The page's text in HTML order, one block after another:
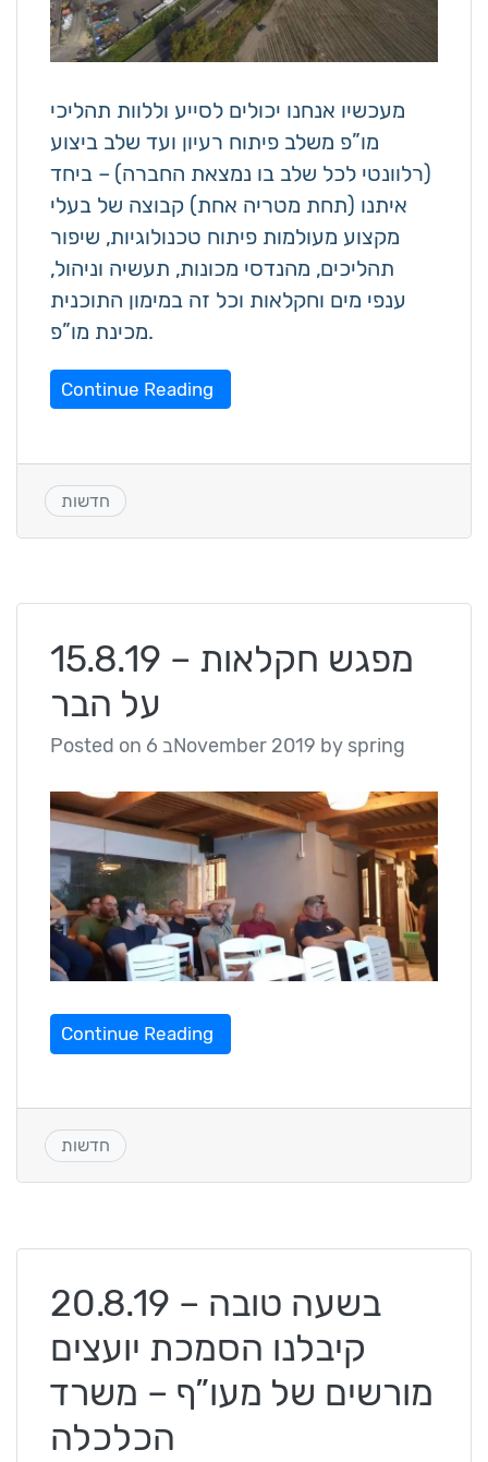
מעכשיו אנחנו יכולים לסייע וללוות תהליכי
מו”פ משלב פיתוח רעיון ועד שלב ביצוע
(רלוונטי לכל שלב בו נמצאת החברה) – ביחד
איתנו (תחת מטריה אחת) קבוצה של בעלי
מקצוע מעולמות פיתוח טכנולוגיות, שיפור
תהליכים, מהנדסי מכונות, תעשיה וניהול,
ענפי מים וחקלאות וכל זה במימון התוכנית
מכינת מו”פ.
Continue Reading
חדשות
15.8.19 – מפגש חקלאות
על הבר
Posted on 6 בNovember 2019 by spring
Continue Reading
חדשות
20.8.19 – בשעה טובה
קיבלנו הסמכת יועצים
מורשים של מעו”ף – משרד
הכלכלה